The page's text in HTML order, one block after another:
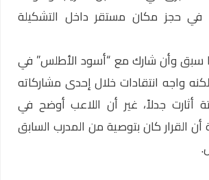
في حجز مكان مستقر داخل التشكيلة
سبق وأن شارك مع “أسود الأطلس” في
واجه انتقادات خلال إحدى مشاركاته
أثارت جدلاً، غير أن اللاعب أوضح في
القرار كان بتوصية من المدرب السابق